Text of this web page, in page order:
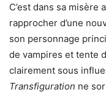
C’est dans sa misère
rapprocher d’une
son personnage
de vampires et tente
clairement sous
Transfiguration ne